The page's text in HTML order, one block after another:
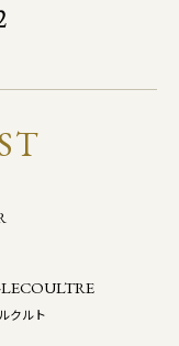
クルト